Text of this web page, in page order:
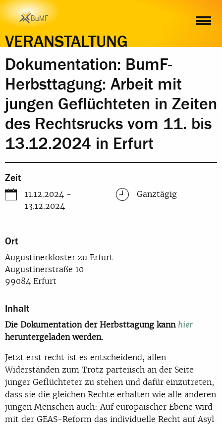
VERANSTALTUNG
ZEIT ORT
Dokumentation: BumF-
Herbsttagung: Arbeit mit
jungen Geflüchteten in Zeiten
des Rechtsrucks vom 11. bis
13.12.2024 in Erfurt
Zeit
11.12.2024 -
13.12.2024
Ganztägig
Ort
Augustinerkloster zu Erfurt
Augustinerstraße 10
99084 Erfurt
Inhalt
Die Dokumentation der Herbsttagung kann hier
heruntergeladen werden.
Jetzt erst recht ist es entscheidend, allen
Widerständen zum Trotz parteiisch an der Seite
junger Geflüchteter zu stehen und dafür einzutreten,
dass sie die gleichen Rechte erhalten wie alle anderen
jungen Menschen auch: Auf europäischer Ebene wird
mit der GEAS-Reform das individuelle Recht auf Asyl